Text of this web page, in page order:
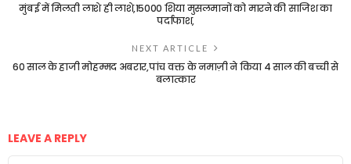
मुंबई में मिलती लाशे ही लाशे,15000 शिया मुसलमानों को मारने की साजिश का
पर्दाफाश,
NEXT ARTICLE
60 साल के हाजी मोहम्मद अबरार,पांच वक्त के नमाज़ी ने किया 4 साल की बच्ची से
बलात्कार
LEAVE A REPLY